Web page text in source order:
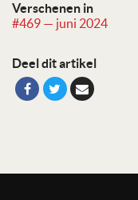
Verschenen in
#469 — juni 2024
Deel dit artikel